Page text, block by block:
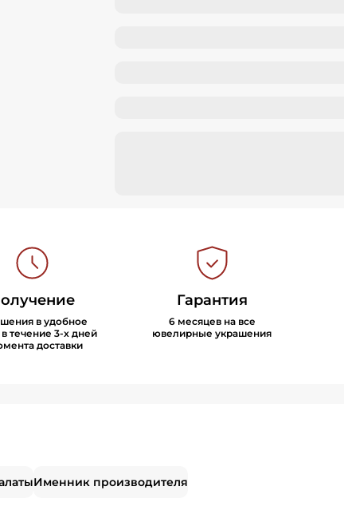
в удобное
течение 3-х дней
доставки
Гарантия
6 месяцев на все
ювелирные украшения
Именник производителя